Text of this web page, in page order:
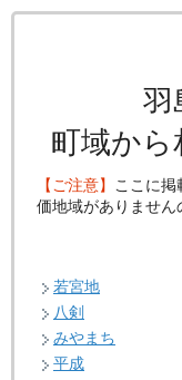
羽
町域から
【ご注意】 ここに掲
価地域がありません
若宮地
八剣
みやまち
平成